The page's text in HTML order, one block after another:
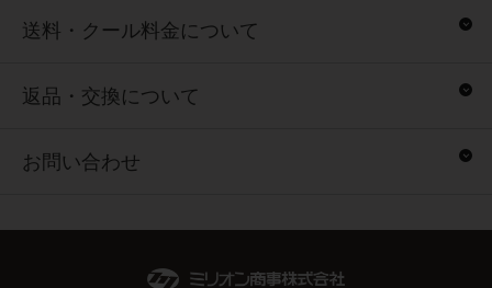
送料・クール料金について
返品・交換について
お問い合わせ